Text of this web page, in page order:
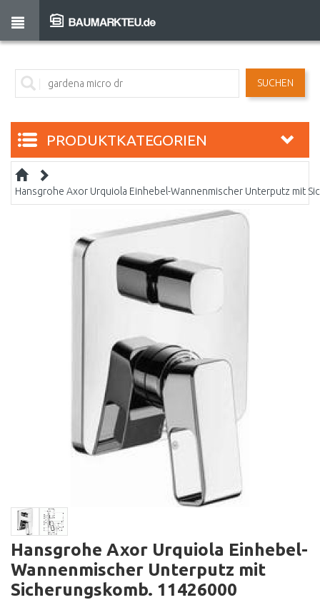
SUCHEN
PRODUKTKATEGORIEN
Hansgrohe Axor Urquiola Einhebel-Wannenmischer Unterputz mit
Hansgrohe Axor Urquiola Einhebel-
Wannenmischer Unterputz mit
Sicherungskomb. 11426000